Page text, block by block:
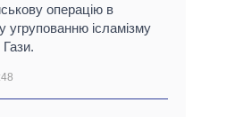
операцію в
угрупованню ісламізму